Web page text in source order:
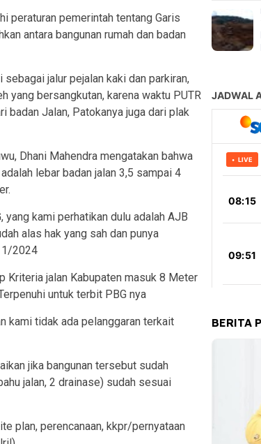
peraturan pemerintah tentang Garis
antara bangunan rumah dan badan
jalur pejalan kaki dan parkiran,
yang bersangkutan, karena waktu PUTR
badan Jalan, Patokanya juga dari plak
Dhani Mahendra mengatakan bahwa
lebar badan jalan 3,5 sampai 4
yang kami perhatikan dulu adalah AJB
alas hak yang sah dan punya
2024
Kriteria jalan Kabupaten masuk 8 Meter
untuk terbit PBG nya
kami tidak ada pelanggaran terkait
jika bangunan tersebut sudah
jalan, 2 drainase) sudah sesuai
plan, perencanaan, kkpr/pernyataan
BERITA